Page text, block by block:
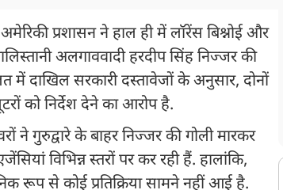
प्रशासन ने हाल ही में लॉरेंस बिश्नोई और
अलगाववादी हरदीप सिंह निज्जर की
में दाखिल सरकारी दस्तावेजों के अनुसार, दोनों
को निर्देश देने का आरोप है.
ने गुरुद्वारे के बाहर निज्जर की गोली मारकर
विभिन्न स्तरों पर कर रही हैं. हालांकि,
रूप से कोई प्रतिक्रिया सामने नहीं आई है.